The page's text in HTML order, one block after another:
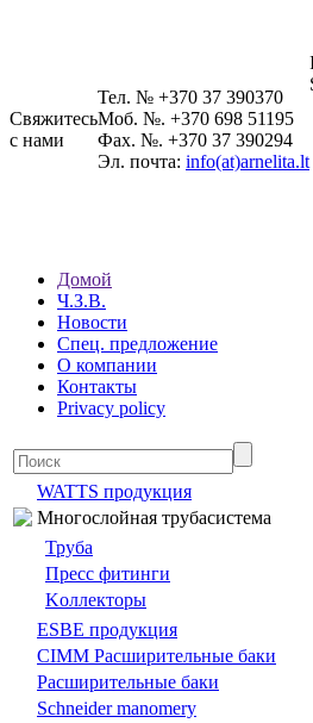
Свяжитесь
с нами
Тел. № +370 37 390370
Моб. №. +370 698 51195
Фах. №. +370 37 390294
Эл. почта: info(at)arnelita.lt
Домой
Ч.З.В.
Новости
Спец. предложение
О компании
Контакты
Privacy policy
WATTS продукция
Многослойная трубасистема
Труба
Пресс фитинги
Kоллекторы
ESBE продукция
CIMM Расширительные баки
Расширительные баки
Schneider manomery